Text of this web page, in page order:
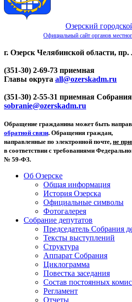
Озерский
Официальный сайт органов
г. Озерск Челябинской области, пр.
(351-30) 2-69-73 приемная
Главы округа all@ozerskadm.ru
(351-30) 2-55-31 приемная
sobranie@ozerskadm.ru
Обращение гражданина может быть
обратной связи. Обращения граждан,
направленные по электронной почте, не
в соответствии с требованиями
№ 59-ФЗ.
Об Озерске
Общая информация
История Озерска
Официальные символы
Фотогалерея
Собрание депутатов
Председатель Собрания
Тексты выступлений
Структура
Аппарат Собрания
Циклограмма
Повестка заседания
Состав постоянных
Регламент
Отчеты